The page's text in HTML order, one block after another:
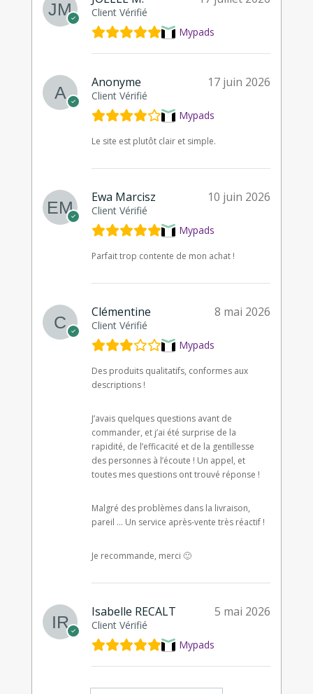
Client Vérifié
Mypads
Anonyme
Client Vérifié
17 juin 2026
Mypads
Le site est plutôt clair et simple.
Ewa Marcisz
Client Vérifié
10 juin 2026
Mypads
Parfait trop contente de mon achat !
Clémentine
Client Vérifié
8 mai 2026
Mypads
Des produits qualitatifs, conformes aux
descriptions !
J’avais quelques questions avant de
commander, et j’ai été surprise de la
rapidité, de l’efficacité et de la gentillesse
des personnes à l’écoute ! Un appel, et
toutes mes questions ont trouvé réponse !
Malgré des problèmes dans la livraison,
pareil … Un service après-vente très réactif !
Je recommande, merci 🙂
Isabelle RECALT
Client Vérifié
5 mai 2026
Mypads